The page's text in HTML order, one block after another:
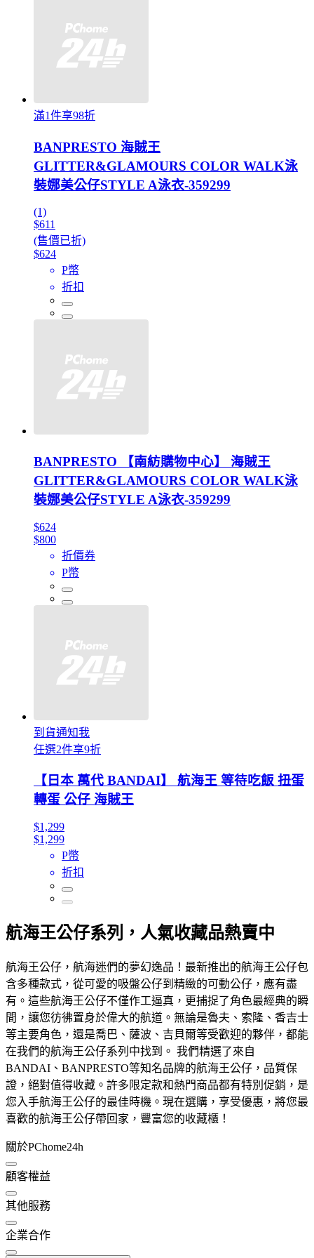
滿1件享98折
BANPRESTO 海賊王
GLITTER&GLAMOURS COLOR WALK泳
裝娜美公仔STYLE A泳衣-359299
(1)
$611
(售價已折)
$624
P幣
折扣
BANPRESTO 【南紡購物中心】 海賊王
GLITTER&GLAMOURS COLOR WALK泳
裝娜美公仔STYLE A泳衣-359299
$624
$800
折價券
P幣
到貨通知我
任選2件享9折
【日本 萬代 BANDAI】 航海王 等待吃飯 扭蛋
轉蛋 公仔 海賊王
$1,299
$1,299
P幣
折扣
航海王公仔系列，人氣收藏品熱賣中
航海王公仔，航海迷們的夢幻逸品！最新推出的航海王公仔包
含多種款式，從可愛的吸盤公仔到精緻的可動公仔，應有盡
有。這些航海王公仔不僅作工逼真，更捕捉了角色最經典的瞬
間，讓您彷彿置身於偉大的航道。無論是魯夫、索隆、香吉士
等主要角色，還是喬巴、薩波、吉貝爾等受歡迎的夥伴，都能
在我們的航海王公仔系列中找到。 我們精選了來自
BANDAI、BANPRESTO等知名品牌的航海王公仔，品質保
證，絕對值得收藏。許多限定款和熱門商品都有特別促銷，是
您入手航海王公仔的最佳時機。現在選購，享受優惠，將您最
喜歡的航海王公仔帶回家，豐富您的收藏櫃！
關於PChome24h
顧客權益
其他服務
企業合作